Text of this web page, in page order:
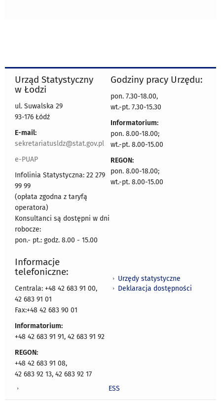
Urząd Statystyczny
w Łodzi
ul. Suwalska 29
93-176 Łódź
E-mail:
sekretariatusldz@stat.gov.pl
e-PUAP
Infolinia Statystyczna: 22 279
99 99
(opłata zgodna z taryfą
operatora)
Konsultanci są dostępni w dni
robocze:
pon.- pt.: godz. 8.00 - 15.00
Godziny pracy Urzędu:
pon. 7.30-18.00,
wt.-pt. 7.30-15.30
Informatorium:
pon. 8.00-18.00;
wt.-pt. 8.00-15.00
REGON:
pon. 8.00-18.00;
wt.-pt. 8.00-15.00
Informacje
telefoniczne:
Centrala: +48 42 683 91 00,
42 683 91 01
Fax:+48 42 683 90 01
Informatorium:
+48 42 683 91 91, 42 683 91 92
REGON:
+48 42 683 91 08,
42 683 92 13, 42 683 92 17
Urzędy statystyczne
Deklaracja dostępności
ESS